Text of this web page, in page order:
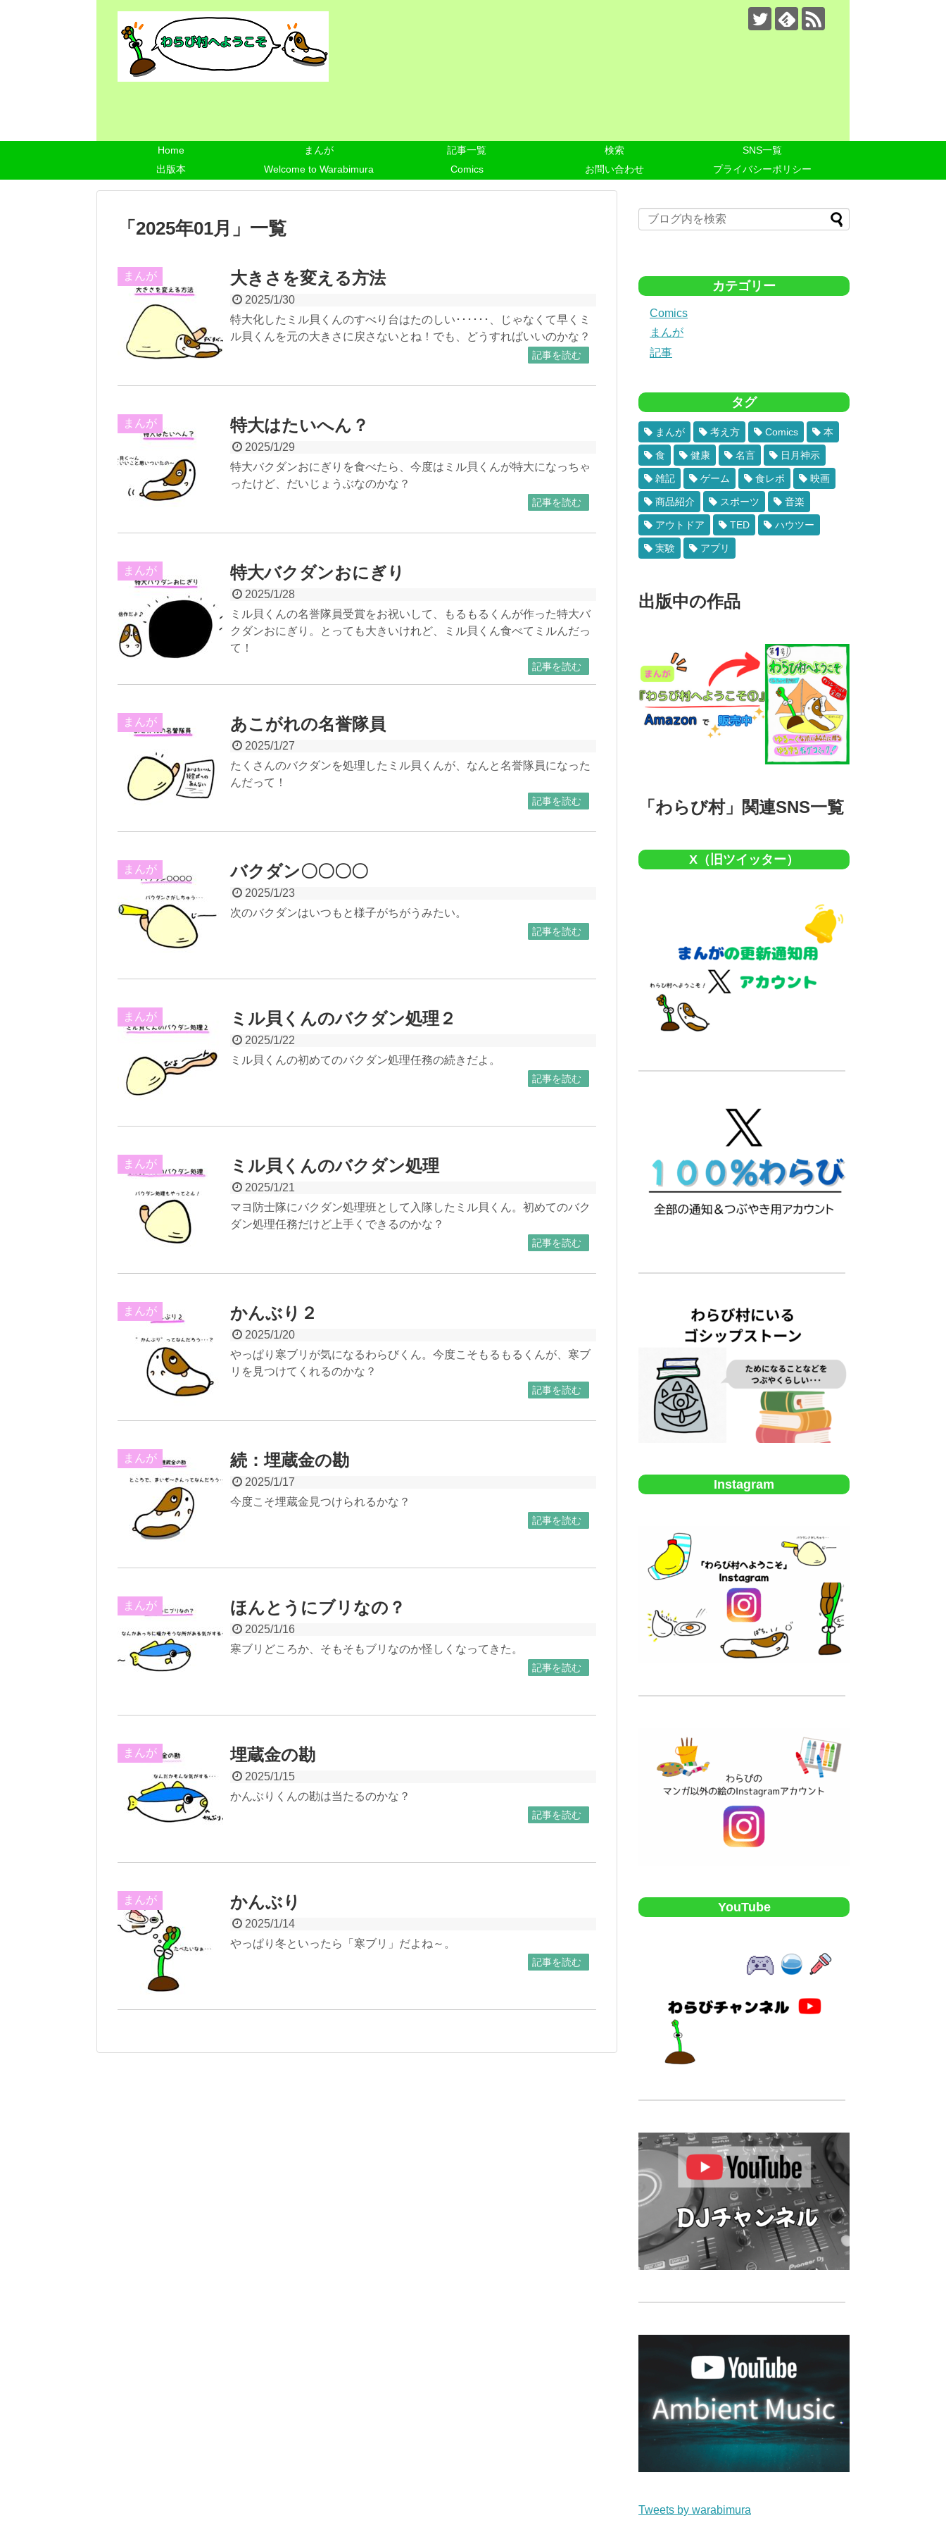
Home まんが 記事一覧 検索
SNS一覧
出版本
Welcome to Warabimura Comics お問い合わせ プライバシーポリシー
「 2025年01月 」 一覧
大きさを変える方法
2025/1/30
まんが
特大化したミル貝くんのすべり台はたのしい･･････、じゃなくて早くミ
ル貝くんを元の大きさに戻さないとね！でも、どうすればいいのかな？
記事を読む
特大はたいへん？
2025/1/29
まんが
特大バクダンおにぎりを食べたら、今度はミル貝くんが特大になっちゃ
ったけど、だいじょうぶなのかな？
記事を読む
特大バクダンおにぎり
2025/1/28
まんが
ミル貝くんの名誉隊員受賞をお祝いして、もるもるくんが作った特大バ
クダンおにぎり。とっても大きいけれど、ミル貝くん食べてミルんだっ
て！
記事を読む
あこがれの名誉隊員
2025/1/27
まんが
たくさんのバクダンを処理したミル貝くんが、なんと名誉隊員になった
んだって！
記事を読む
バクダン〇〇〇〇
2025/1/23
まんが
次のバクダンはいつもと様子がちがうみたい。
記事を読む
ミル貝くんのバクダン処理２
2025/1/22
まんが
ミル貝くんの初めてのバクダン処理任務の続きだよ。
記事を読む
ミル貝くんのバクダン処理
2025/1/21
まんが
マヨ防士隊にバクダン処理班として入隊したミル貝くん。初めてのバク
ダン処理任務だけど上手くできるのかな？
記事を読む
かんぶり２
2025/1/20
まんが
やっぱり寒ブリが気になるわらびくん。今度こそもるもるくんが、寒ブ
リを見つけてくれるのかな？
記事を読む
続：埋蔵金の勘
2025/1/17
まんが
今度こそ埋蔵金見つけられるかな？
記事を読む
ほんとうにブリなの？
2025/1/16
まんが
寒ブリどころか、そもそもブリなのか怪しくなってきた。
記事を読む
埋蔵金の勘
2025/1/15
まんが
かんぶりくんの勘は当たるのかな？
記事を読む
かんぶり
2025/1/14
まんが
やっぱり冬といったら「寒ブリ」だよね～。
記事を読む
カテゴリー
Comics
まんが
記事
タグ
まんが 考え方 Comics 本
食 健康 名言 日月神示
雑記 ゲーム 食レポ 映画
商品紹介 スポーツ 音楽
アウトドア TED ハウツー
実験 アプリ
出版中の作品
「わらび村」関連SNS一覧
X（旧ツイッター）
Instagram
YouTube
Tweets by warabimura